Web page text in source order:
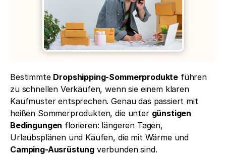
Bestimmte Dropshipping-Sommerprodukte führen
zu schnellen Verkäufen, wenn sie einem klaren
Kaufmuster entsprechen. Genau das passiert mit
heißen Sommerprodukten, die unter günstigen
Bedingungen florieren: längeren Tagen,
Camping-Ausrüstung verbunden sind.